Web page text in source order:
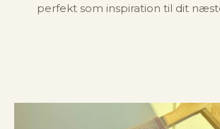
perfekt som inspiration til dit